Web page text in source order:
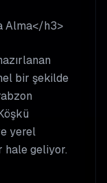
Alma</h3>
bir şekilde
yerel
hale geliyor.